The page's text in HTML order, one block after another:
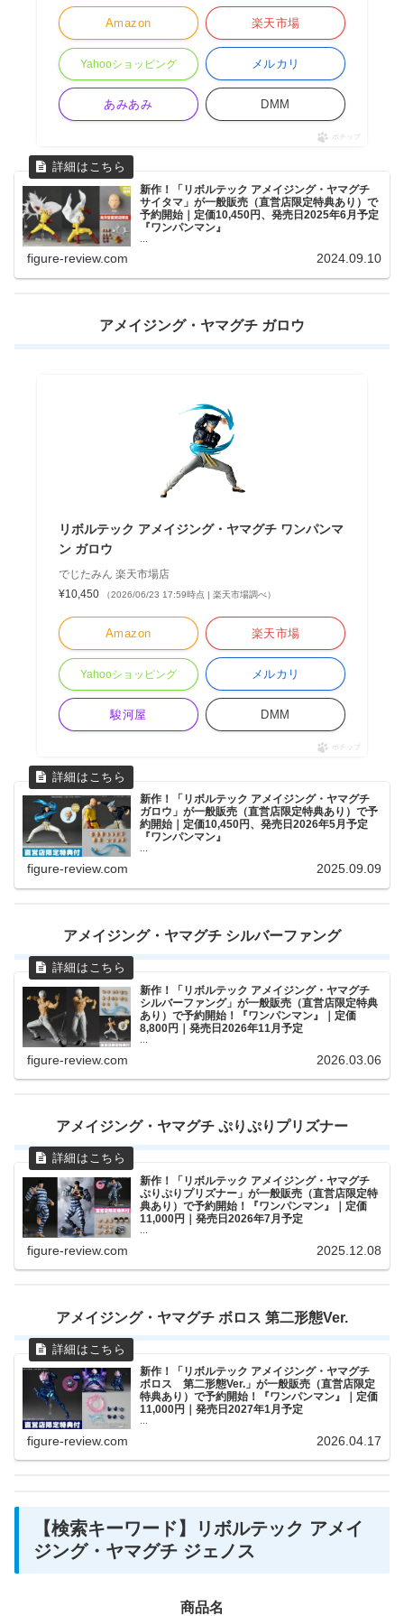
Amazon 楽天市場
Yahooショッピング メルカリ
あみあみ DMM
ポチップ
新作！「リボルテック アメイジング・ヤマグチ
サイタマ」が一般販売（直営店限定特典あり）で
予約開始｜定価10,450円、発売日2025年6月予定
『ワンパンマン』
figure-review.com 2024.09.10
アメイジング・ヤマグチ ガロウ
リボルテック アメイジング・ヤマグチ ワンパンマ
ン ガロウ
でじたみん 楽天市場店
¥10,450
（2026/06/23 17:59時点 | 楽天市場調べ）
Amazon 楽天市場
Yahooショッピング メルカリ
駿河屋 DMM
ポチップ
新作！「リボルテック アメイジング・ヤマグチ
ガロウ」が一般販売（直営店限定特典あり）で予
約開始｜定価10,450円、発売日2026年5月予定
『ワンパンマン』
...
figure-review.com 2025.09.09
アメイジング・ヤマグチ シルバーファング
新作！「リボルテック アメイジング・ヤマグチ
シルバーファング」が一般販売（直営店限定特典
あり）で予約開始！『ワンパンマン』｜定価
8,800円｜発売日2026年11月予定
figure-review.com 2026.03.06
アメイジング・ヤマグチ ぷりぷりプリズナー
新作！「リボルテック アメイジング・ヤマグチ
ぷりぷりプリズナー」が一般販売（直営店限定特
典あり）で予約開始！『ワンパンマン』｜定価
11,000円｜発売日2026年7月予定
figure-review.com 2025.12.08
アメイジング・ヤマグチ ボロス 第二形態Ver.
新作！「リボルテック アメイジング・ヤマグチ
ボロス 第二形態Ver.」が一般販売（直営店限定
特典あり）で予約開始！『ワンパンマン』｜定価
11,000円｜発売日2027年1月予定
figure-review.com 2026.04.17
【検索キーワード】リボルテック アメイ
ジング・ヤマグチ ジェノス
商品名